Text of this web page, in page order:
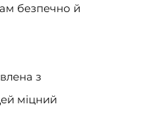
безпечно й
з
міцний